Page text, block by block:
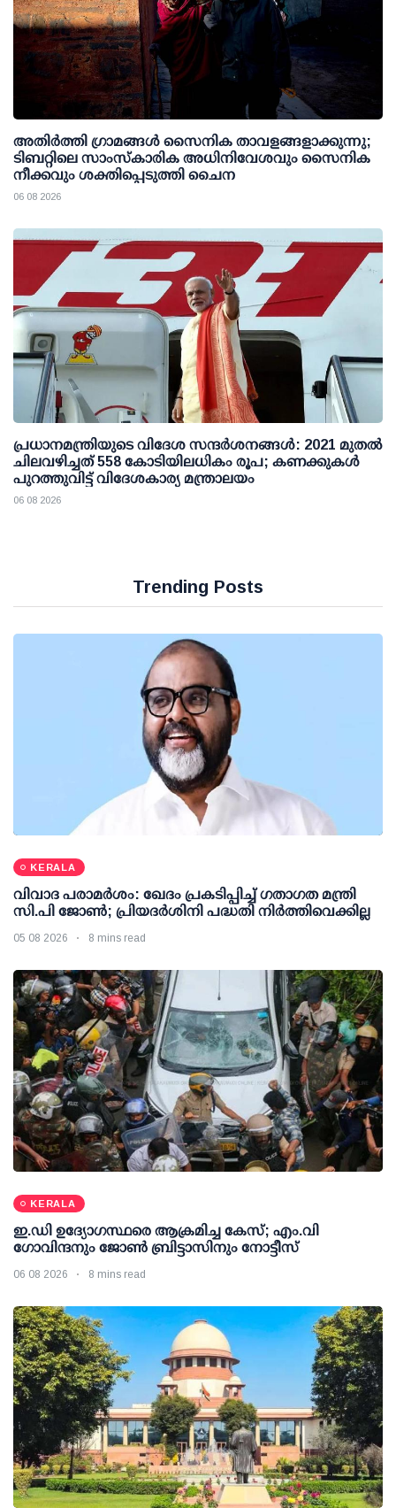
അതിര്‍ത്തി ഗ്രാമങ്ങള്‍ സൈനിക താവളങ്ങളാക്കുന്നു;
ടിബറ്റിലെ സാംസ്‌കാരിക അധിനിവേശവും സൈനിക
നീക്കവും ശക്തിപ്പെടുത്തി ചൈന
06 08 2026
പ്രധാനമന്ത്രിയുടെ വിദേശ സന്ദർശനങ്ങൾ: 2021 മുതൽ
ചിലവഴിച്ചത് 558 കോടിയിലധികം രൂപ; കണക്കുകൾ
പുറത്തുവിട്ട് വിദേശകാര്യ മന്ത്രാലയം
06 08 2026
Trending Posts
KERALA
വിവാദ പരാമര്‍ശം: ഖേദം പ്രകടിപ്പിച്ച് ഗതാഗത മന്ത്രി
സി.പി ജോണ്‍; പ്രിയദര്‍ശിനി പദ്ധതി നിര്‍ത്തിവെക്കില്ല
05 08 2026 8 mins read
KERALA
ഇ.ഡി ഉദ്യോഗസ്ഥരെ ആക്രമിച്ച കേസ്; എം.വി
ഗോവിന്ദനും ജോണ്‍ ബ്രിട്ടാസിനും നോട്ടീസ്
06 08 2026 8 mins read